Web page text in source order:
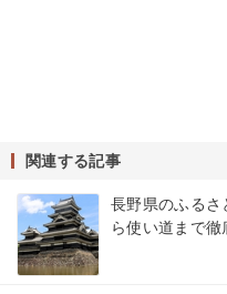
関連する記事
長野県のふるさ
ら使い道まで徹